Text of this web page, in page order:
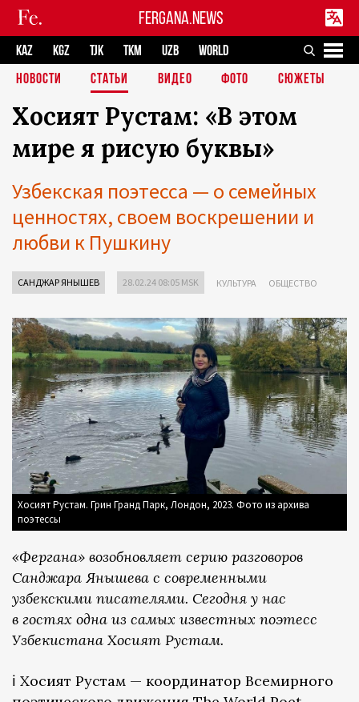
FERGANA.NEWS
KAZ KGZ TJK TKM UZB
WORLD
НОВОСТИ
СТАТЬИ ВИДЕО ФОТО СЮЖЕТЫ
Хосият Рустам: «В этом
мире я рисую буквы»
Узбекская поэтесса — о семейных
ценностях, своем воскрешении и
любви к Пушкину
САНДЖАР ЯНЫШЕВ 28.02.24 08:05 MSK КУЛЬТУРА ОБЩЕСТВО
Хосият Рустам. Грин Гранд Парк, Лондон, 2023. Фото из архива
поэтессы
«Фергана» возобновляет серию разговоров
Санджара Янышева с современными
узбекскими писателями. Сегодня у нас
в гостях одна из самых известных поэтесс
Узбекистана Хосият Рустам.
ℹ️ Хосият Рустам — координатор Всемирного